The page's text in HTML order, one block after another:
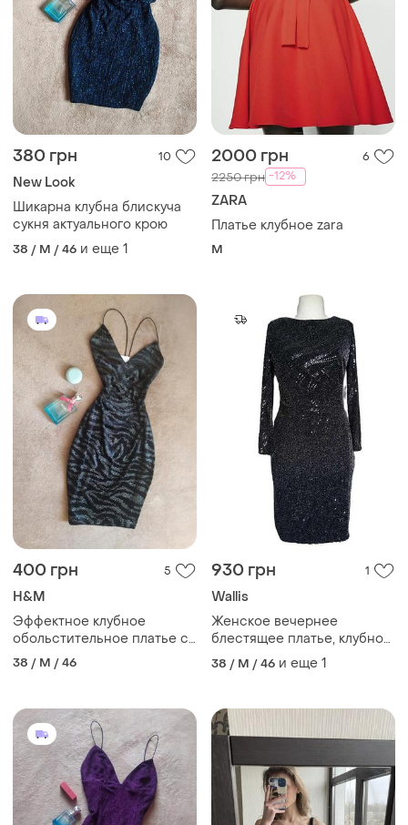
380 грн 10
New Look
Шикарна клубна блискуча
сукня актуального крою
38 / M / 46 и еще 1
2000 грн 6
2250 грн -12%
ZARA
Платье клубное zara
M
400 грн 5
H&M
Эффектное клубное
обольстительное платье с
полу открытой спиной
38 / M / 46
930 грн 1
Wallis
Женское вечернее
блестящее платье, клубное
платье новогоднее
38 / M / 46 и еще 1